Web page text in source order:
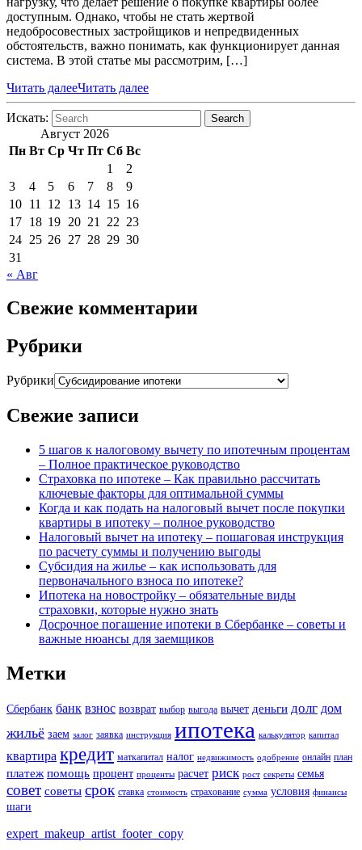
доступным. Однако, чтобы не стать жертвой
недобросовестных застройщиков и непредвиденных
обстоятельств, важно понимать, как функционирует данная
система. В этой статье мы рассмотрим, […]
Читать далееЧитать далее
Искать: Search
Август 2026
Пн Вт Ср Чт Пт Сб Вс
1
2
3
4 5 6 7 8
9
10 11 12 13 14 15 16
17 18 19 20 21 22 23
24 25 26 27 28 29 30
31
« Авг
Свежие комментарии
Рубрики
Рубрики
Свежие записи
5 шагов к налоговому вычету по ипотечным процентам
– Полное практическое руководство
Страховка по ипотеке – Как правильно рассчитать
ключевые факторы для оптимальной суммы
Когда и как подать на налоговый вычет после покупки
квартиры в ипотеку – полное руководство
Налоговый вычет на ипотеку – пошаговая инструкция
по расчету суммы и получению выгоды
Субсидия на жилье – как использовать для
первоначального взноса по ипотеке?
Ипотека на новостройку – обязательные виды
страховки, которые нужно знать
Досрочное погашение ипотеки в Сбербанке – советы и
важные нюансы для заемщиков
Метки
Сбербанк банк взнос возврат выбор выгода вычет деньги долг дом
жильё заем залог заявка инструкция ипотека калькулятор капитал
квартира кредит маткапитал налог недвижимость одобрение онлайн план
платеж помощь процент проценты расчет риск рост секреты семья
совет советы срок ставка стоимость страхование сумма условия финансы
шаги
expert_makeup_artist_footer_copy